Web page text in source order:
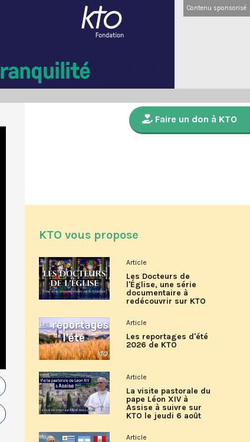
Contenu sponsorisé
Faire un don à KTO
KTO vous propose
Article
Les Docteurs de
l'Église, une série
documentaire à
redécouvrir sur KTO
Article
Les reportages d'été
2026 de KTO
Article
La visite pastorale du
pape Léon XIV à
Assise à suivre sur
KTO le jeudi 6 août
Article